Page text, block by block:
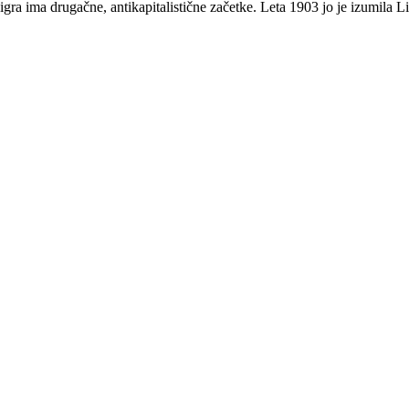
ima drugačne, antikapitalistične začetke. Leta 1903 jo je